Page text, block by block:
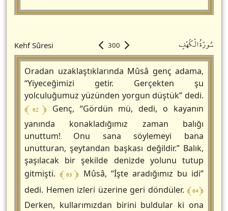
Kehf Sûresi 300 سُورَةُالْكَهْفِ
Oradan uzaklaştıklarında Mûsâ genç adama,
“Yiyeceğimizi getir. Gerçekten şu
yolculuğumuz yüzünden yorgun düştük” dedi.
﴾ 62 ﴿Genç, “Gördün mü, dedi, o kayanın
yanında konakladığımız zaman balığı
unuttum! Onu sana söylemeyi bana
unutturan, şeytandan başkası değildir.” Balık,
şaşılacak bir şekilde denizde yolunu tutup
gitmişti.﴾ 63 ﴿ Mûsâ, “İşte aradığımız bu idi”
dedi. Hemen izleri üzerine geri döndüler. ﴾ 64 ﴿
Derken, kullarımızdan birini buldular ki ona